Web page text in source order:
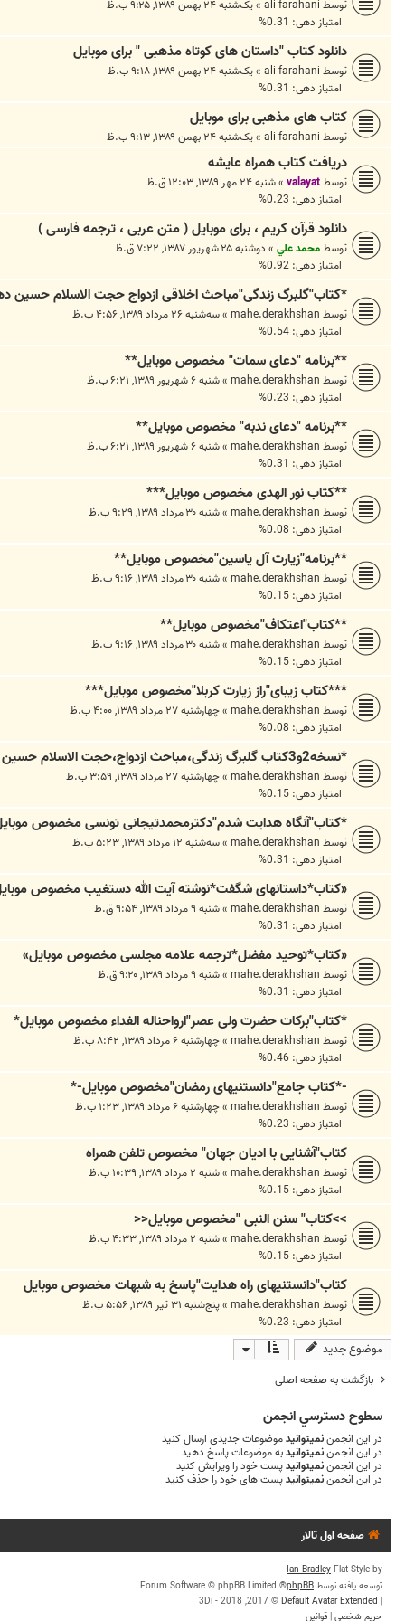
توسط ali-farahani
»یک‌شنبه ۲۴ بهمن ۱۳۸۹, ۹:۲۵ ب.ظ
امتیاز دهی: 0.31%
دانلود کتاب "داستان های کوتاه مذهبی " برای موبایل
توسط ali-farahani
»یک‌شنبه ۲۴ بهمن ۱۳۸۹, ۹:۱۸ ب.ظ
امتیاز دهی: 0.31%
کتاب های مذهبی برای موبایل
توسط ali-farahani
»یک‌شنبه ۲۴ بهمن ۱۳۸۹, ۹:۱۳ ب.ظ
دریافت کتاب همراه عایشه
توسطvalayat
»شنبه ۲۴ مهر ۱۳۸۹, ۱۲:۰۳ ق.ظ
امتیاز دهی: 0.23%
دانلود قرآن کریم ، برای موبایل ( متن عربی ، ترجمه فارسی )
توسطمحمد علي » دوشنبه ۲۵ شهریور ۱۳۸۷, ۷:۲۲ ق.ظ
امتیاز دهی: 0.92%
*کتاب"گلبرگ زندگی"مباحث اخلاقی ازدواج حجت الاسلام حسین
توسط mahe.derakhshan
»سه‌شنبه ۲۶ مرداد ۱۳۸۹, ۴:۵۶ ب.ظ
امتیاز دهی: 0.54%
**برنامه "دعای سمات" مخصوص موبایل**
توسط mahe.derakhshan
»شنبه ۶ شهریور ۱۳۸۹, ۶:۲۱ ب.ظ
امتیاز دهی: 0.23%
**برنامه "دعای ندبه" مخصوص موبایل**
توسط mahe.derakhshan
»شنبه ۶ شهریور ۱۳۸۹, ۶:۲۱ ب.ظ
امتیاز دهی: 0.31%
**کتاب نور الهدی مخصوص موبایل***
توسط mahe.derakhshan
»شنبه ۳۰ مرداد ۱۳۸۹, ۹:۲۹ ب.ظ
امتیاز دهی: 0.08%
**برنامه"زیارت آل یاسین"مخصوص موبایل**
توسط mahe.derakhshan
»شنبه ۳۰ مرداد ۱۳۸۹, ۹:۱۶ ب.ظ
امتیاز دهی: 0.15%
**کتاب"اعتکاف"مخصوص موبایل**
توسط mahe.derakhshan
»شنبه ۳۰ مرداد ۱۳۸۹, ۹:۱۶ ب.ظ
امتیاز دهی: 0.15%
***کتاب زیبای"راز زیارت کربلا"مخصوص موبایل***
توسط mahe.derakhshan
»چهارشنبه ۲۷ مرداد ۱۳۸۹, ۴:۰۰ ب.ظ
امتیاز دهی: 0.08%
*نسخه2و3کتاب گلبرگ زندگی،مباحث ازدواج،حجت الاسلام حسین دهنوی
توسط mahe.derakhshan
»چهارشنبه ۲۷ مرداد ۱۳۸۹, ۳:۵۹ ب.ظ
امتیاز دهی: 0.15%
*کتاب"آنگاه هدایت شدم"دکترمحمدتیجانی تونسی مخصوص
توسط mahe.derakhshan
»سه‌شنبه ۱۲ مرداد ۱۳۸۹, ۵:۲۳ ب.ظ
امتیاز دهی: 0.31%
«کتاب*داستانهای شگفت*نوشته آیت الله دستغیب مخصوص
توسط mahe.derakhshan
»شنبه ۹ مرداد ۱۳۸۹, ۹:۵۴ ق.ظ
امتیاز دهی: 0.31%
«کتاب*توحید مفضل*ترجمه علامه مجلسی مخصوص موبایل»
توسط mahe.derakhshan
»شنبه ۹ مرداد ۱۳۸۹, ۹:۲۰ ق.ظ
امتیاز دهی: 0.31%
*کتاب"برکات حضرت ولی عصر"ارواحناله الفداء مخصوص موبایل*
توسط mahe.derakhshan
»چهارشنبه ۶ مرداد ۱۳۸۹, ۸:۴۲ ب.ظ
امتیاز دهی: 0.46%
-*کتاب جامع"دانستنیهای رمضان"مخصوص موبایل-*
توسط mahe.derakhshan
»چهارشنبه ۶ مرداد ۱۳۸۹, ۱:۲۳ ب.ظ
امتیاز دهی: 0.23%
کتاب"آشنایی با ادیان جهان" مخصوص تلفن همراه
توسط mahe.derakhshan
»شنبه ۲ مرداد ۱۳۸۹, ۱۰:۳۹ ب.ظ
امتیاز دهی: 0.15%
>>کتاب" سنن النبی "مخصوص موبایل<<
توسط mahe.derakhshan
»شنبه ۲ مرداد ۱۳۸۹, ۴:۳۳ ب.ظ
امتیاز دهی: 0.15%
کتاب"دانستنیهای راه هدایت"پاسخ به شبهات مخصوص موبایل
توسط mahe.derakhshan
»پنج‌شنبه ۳۱ تیر ۱۳۸۹, ۵:۵۶ ب.ظ
امتیاز دهی: 0.23%
موضوع جدید
بازگشت به صفحه اصلی
سطوح دسترسي انجمن
در این انجمننمیتوانیدموضوعات جدیدی ارسال کنید
در این انجمننمیتوانیدبه موضوعات پاسخ دهید
در این انجمننمیتوانیدپست خود را ویرایش کنید
در این انجمننمیتوانیدپست های خود را حذف کنید
صفحه اول تالار
Flat Style by
Ian Bradley
توسعه یافته توسطphpBB
® Forum Software © phpBB Limited
|
Default Avatar Extended
© 2017, 2018 - 3Di
حریم شخصی|قوانین